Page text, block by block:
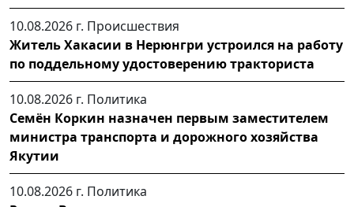
10.08.2026 г. Происшествия
Житель Хакасии в Нерюнгри устроился на работу
по поддельному удостоверению тракториста
10.08.2026 г. Политика
Семён Коркин назначен первым заместителем
министра транспорта и дорожного хозяйства
Якутии
10.08.2026 г. Политика